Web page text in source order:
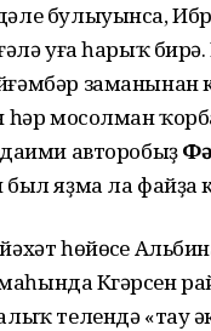
булыуынса,
уға һарыҡ
заманынан
һәр мосолман
авторобыҙ
был яҙма ла
һөйөүсе
Күгәрсен
телендә «тау